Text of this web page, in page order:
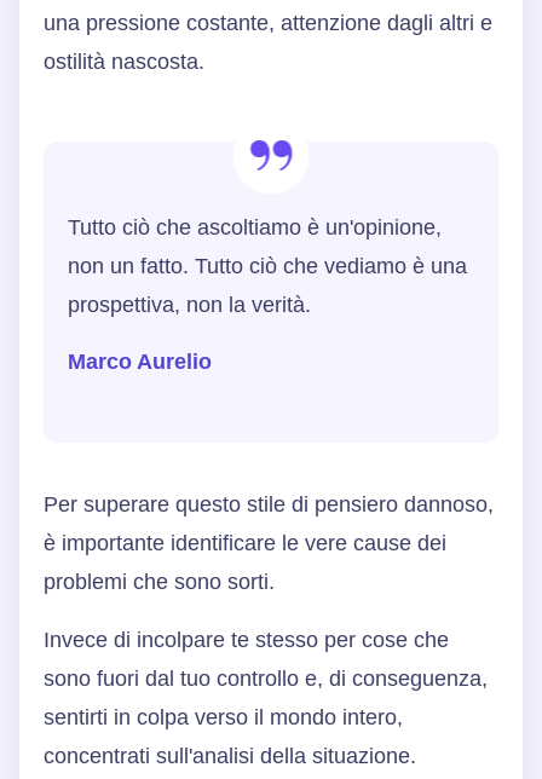
una pressione costante, attenzione dagli altri e
ostilità nascosta.
Tutto ciò che ascoltiamo è un'opinione,
non un fatto. Tutto ciò che vediamo è una
prospettiva, non la verità.
Marco Aurelio
Per superare questo stile di pensiero dannoso,
è importante identificare le vere cause dei
problemi che sono sorti.
Invece di incolpare te stesso per cose che
sono fuori dal tuo controllo e, di conseguenza,
sentirti in colpa verso il mondo intero,
concentrati sull'analisi della situazione.